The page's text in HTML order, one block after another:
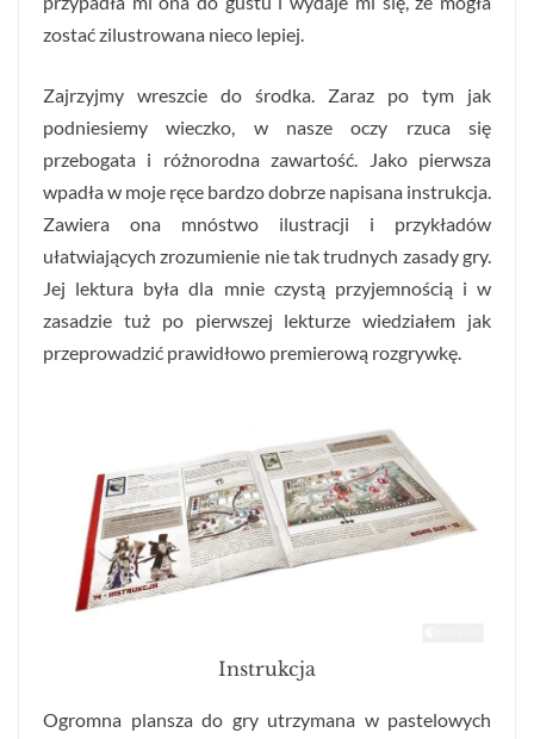
zostać zilustrowana nieco lepiej.
Zajrzyjmy wreszcie do środka. Zaraz po tym jak
podniesiemy wieczko, w nasze oczy rzuca się
przebogata i różnorodna zawartość. Jako pierwsza
wpadła w moje ręce bardzo dobrze napisana instrukcja.
Zawiera ona mnóstwo ilustracji i przykładów
ułatwiających zrozumienie nie tak trudnych zasady gry.
Jej lektura była dla mnie czystą przyjemnością i w
zasadzie tuż po pierwszej lekturze wiedziałem jak
przeprowadzić prawidłowo premierową rozgrywkę.
Instrukcja
Ogromna plansza do gry utrzymana w pastelowych